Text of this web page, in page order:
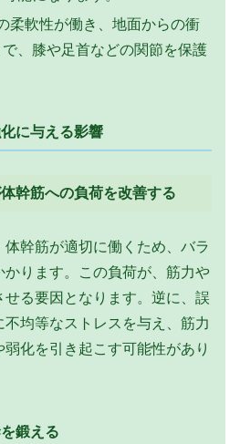
柔軟性が働き、地面からの衝
、膝や足首などの関節を保護
に与える影響
幹筋への負荷を改善する
幹筋が適切に働くため、バラ
かります。この負荷が、筋力や
る要因となります。逆に、誤
均等なストレスを与え、筋力
化を引き起こす可能性があり
鍛える